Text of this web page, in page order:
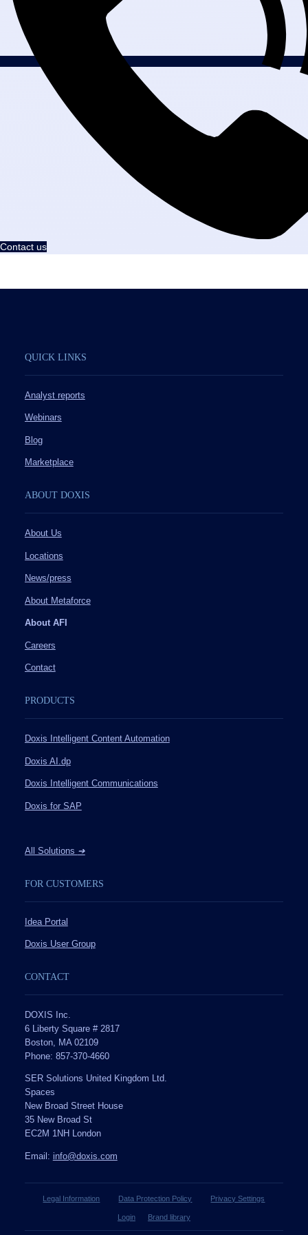
Contact us
QUICK LINKS
Analyst reports
Webinars
Blog
Marketplace
ABOUT DOXIS
About Us
Locations
News/press
About Metaforce
About AFI
Careers
Contact
PRODUCTS
Doxis Intelligent Content Automation
Doxis AI.dp
Doxis Intelligent Communications
Doxis for SAP
All Solutions ➔
FOR CUSTOMERS
Idea Portal
Doxis User Group
CONTACT
DOXIS Inc.
6 Liberty Square # 2817
Boston, MA 02109
Phone: 857-370-4660
SER Solutions United Kingdom Ltd.
Spaces
New Broad Street House
35 New Broad St
EC2M 1NH London
Email: info@doxis.com
Legal Information Data Protection Policy Privacy Settings
Login Brand library